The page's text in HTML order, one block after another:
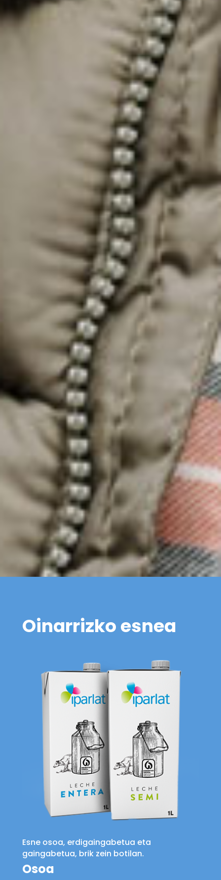
Oinarrizko esnea
Esne osoa, erdigaingabetua eta
gaingabetua, brik zein botilan.
Osoa